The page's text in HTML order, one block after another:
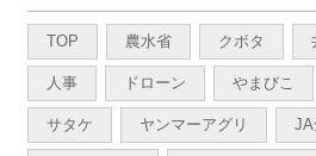
TOP 農水省 クボタ
人事 ドローン やまびこ
サタケ ヤンマーアグリ JA